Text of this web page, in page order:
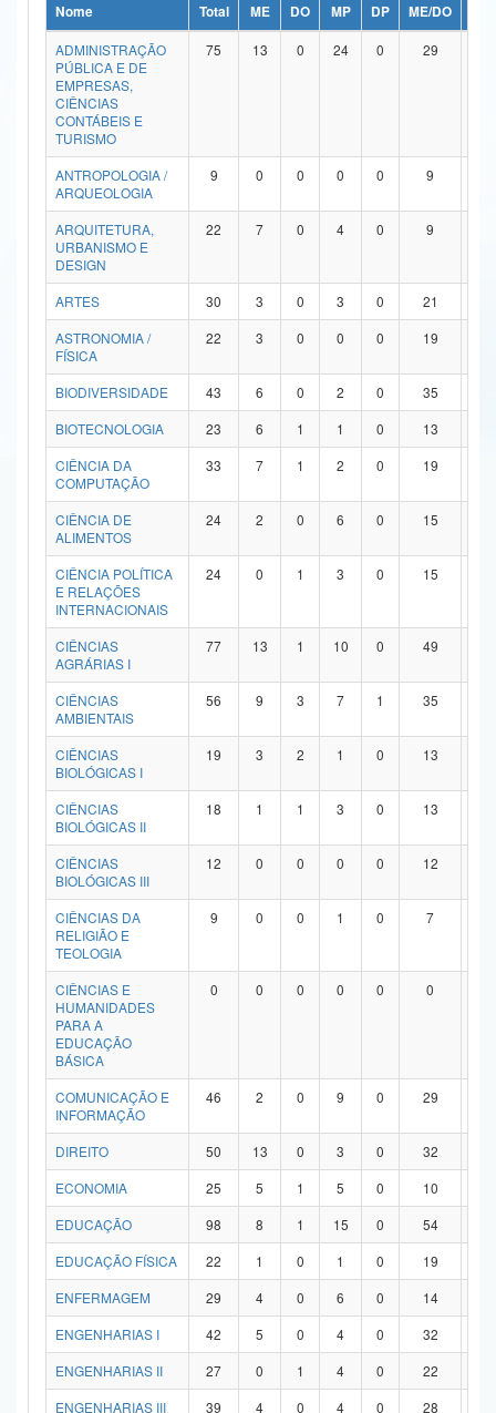
Ministério da Ciência, Tecnologia, Inovações e Comunicações
Ministério do Meio Ambiente
Ministério do Turismo
Ministério do Desenvolvimento Regional
Controladoria-Geral da União
Ministério da Mulher, da Família e dos Direitos Humanos
Secretaria de Governo
Advocacia-Geral da União
Banco Central do Brasil
Nome Total ME DO MP DP ME/DO
ADMINISTRAÇÃO
PÚBLICA E DE
EMPRESAS,
CIÊNCIAS
CONTÁBEIS E
TURISMO
75 13 0 24 0 29
ANTROPOLOGIA /
ARQUEOLOGIA
9 0 0 0 0 9
ARQUITETURA,
URBANISMO E
DESIGN
22 7 0 4 0 9
ARTES 30 3 0 3 0 21
ASTRONOMIA /
FÍSICA
22 3 0 0 0 19
BIODIVERSIDADE 43 6 0 2 0 35
BIOTECNOLOGIA
23 6 1 1 0 13
CIÊNCIA DA
COMPUTAÇÃO
33 7 1 2 0 19
CIÊNCIA DE
ALIMENTOS
24 2 0 6 0 15
CIÊNCIA POLÍTICA
E RELAÇÕES
INTERNACIONAIS
24 0 1 3 0 15
CIÊNCIAS
AGRÁRIAS I
77 13 1 10 0 49
CIÊNCIAS
AMBIENTAIS
56 9 3 7 1 35
CIÊNCIAS
BIOLÓGICAS I
19 3 2 1 0 13
CIÊNCIAS
BIOLÓGICAS II
18 1 1 3 0 13
CIÊNCIAS
BIOLÓGICAS III
12 0 0 0 0 12
CIÊNCIAS DA
RELIGIÃO E
TEOLOGIA
9 0 0 1 0 7
CIÊNCIAS E
HUMANIDADES
PARA A
EDUCAÇÃO
BÁSICA
0 0 0 0 0 0
COMUNICAÇÃO E
INFORMAÇÃO
46 2 0 9 0 29
DIREITO 50 13 0 3 0 32
ECONOMIA
25 5 1 5 0 10
EDUCAÇÃO
98 8 1 15 0 54
EDUCAÇÃO FÍSICA
22 1 0 1 0 19
ENFERMAGEM
29 4 0 6 0 14
ENGENHARIAS I
42 5 0 4 0 32
ENGENHARIAS II
27 0 1 4 0 22
ENGENHARIAS III
39 4 0 4 0 28